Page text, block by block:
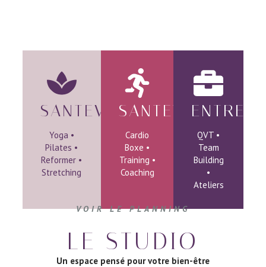
SANTEVOUZEN
Yoga •
Pilates •
Reformer •
Stretching
SANTEVOUFIT
Cardio
Boxe •
Training •
Coaching
QVT •
Team
Building
•
Ateliers
VOIR LE PLANNING
LE STUDIO
Un espace pensé pour votre bien-être